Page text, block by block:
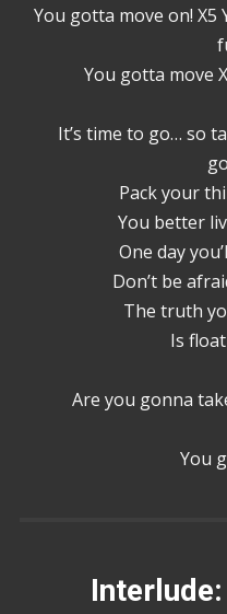
You gotta move on!
You gotta move
It’s time to go… so
Pack your
You better
One day
Don’t be
The truth
Is
Are you gonna
You
Interlude: